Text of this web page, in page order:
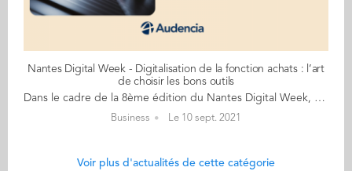
Nantes Digital Week - Digitalisation de la fonction achats : l’art
de choisir les bons outils
Dans le cadre de la 8ème édition du Nantes Digital Week, qui se déroulera du 16 au 26 septembre 2021, découvrez les différents événements en lien avec Audencia. Le 17 septembre, nous vous accueillerons pour un webinar sur la thématique suivante : Digitalisation de la fonction achats : l’art de choisir les bons outils Malgré la crise du Covid-19, la transformation digitale des achats demeure une priorité des entreprises. En théorie, les acheteurs ont accès à de nouvelles solutions digitales et des capacités d’analyse allant de la réduction des risques de sourcing jusqu’à disposer d’une visibilité jamais atteinte quand il s’agit d’identifier un fournisseur distant. Or, ces nouveaux outils digitaux apportent leur lot de contraintes et de limites. Les données manipulées par les acheteurs restent peu structurées, les SI achats sont quelquefois complexes à intégrer, certains même à utiliser. Les acheteurs ont dû adapter leur quotidien à ces outils innovants rempli de promesses, mais pas toujours avec les résultats attendus. Cela crée un taux d’adoption souvent faible, parfois décevant. Le ratio coût/bénéfice en devient douteux, et le choix de la solution digitale achats à installer une décision stratégique critique. Pour ajouter à la complexité, les directions achats font maintenant face à un offre pléthorique d’outils, dont la diversité, la maturité et l’hétérogénéité menacent la pertinence des choix du système le plus adapté. Quand on regarde de près, on trouve aujourd’hui plus de 600 SI achats sur le marché en 2021, parmi lesquelles des solutions innovantes, hyper-agiles et hyper-spécialisées, mais peu visibles par les potentiels utilisateurs finaux. Les éditeurs font aussi souvent preuve de créativité quand il s’agit de sur-promettre les capacités de leurs outils. La solution de facilité consiste à se tourner vers les SI achats connus, les « grandes suites » de SAP/Ariba, Coupa ou Ivalua. Ces monstres de technologie couvrent l’ensemble du processus achats par une myriade de modules adressant toutes les typologies d’activités achats, configurables « à la carte ». D’autres SI achats, plus spécialisés, sont connus pour leur positionnement de SI expert dans un champ précis d’activités et peuvent constituer une alternative aux grandes suites. Informations & Inscriptions
Business Le 10 sept. 2021
Voir plus d'actualités de cette catégorie